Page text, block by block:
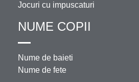
Jocuri cu impuscaturi
NUME COPII
Nume de baieti
Nume de fete